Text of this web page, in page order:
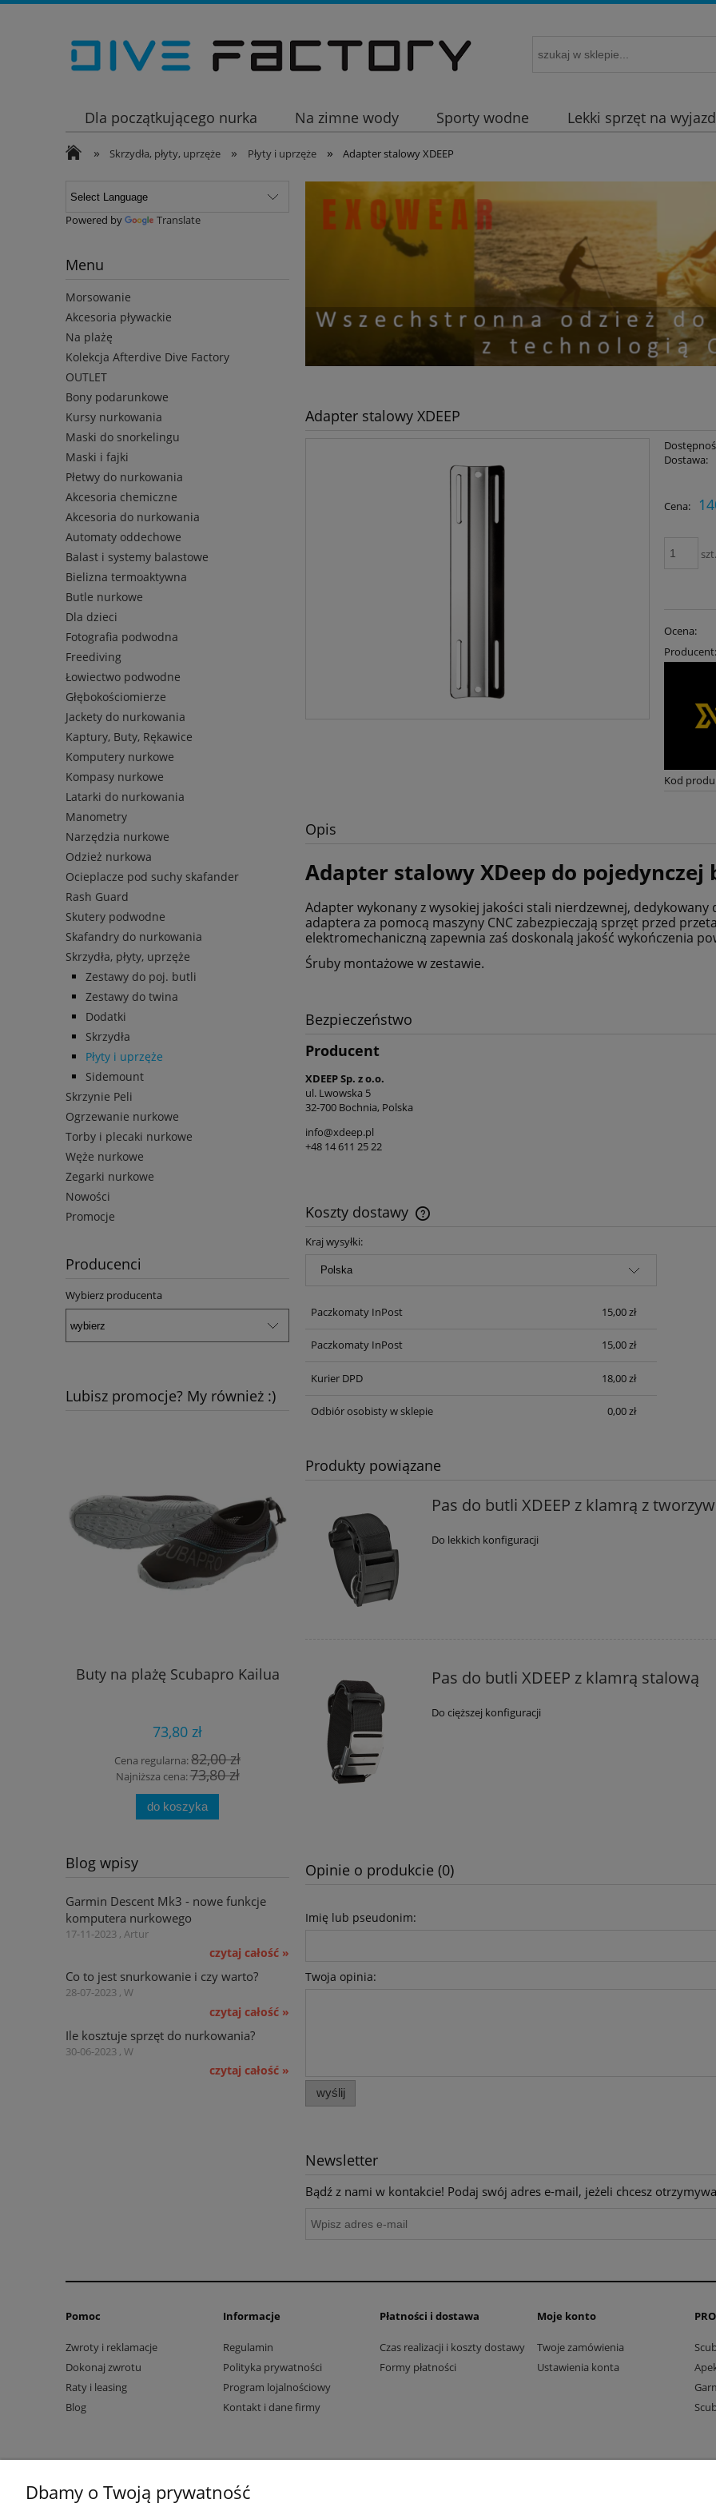
Dla początkującego nurka Na zimne wody Sporty wodne Lekki sprzęt na
Wakacje
» Skrzydła, płyty, uprzęże » Płyty i uprzęże » Adapter stalowy XDEEP
Powered by Translate
Menu
Morsowanie
Akcesoria pływackie
Na plażę
Kolekcja Afterdive Dive Factory
OUTLET
Bony podarunkowe
Kursy nurkowania
Maski do snorkelingu
Maski i fajki
Płetwy do nurkowania
Akcesoria chemiczne
Akcesoria do nurkowania
Automaty oddechowe
Balast i systemy balastowe
Bielizna termoaktywna
Butle nurkowe
Dla dzieci
Fotografia podwodna
Freediving
Łowiectwo podwodne
Głębokościomierze
Jackety do nurkowania
Kaptury, Buty, Rękawice
Komputery nurkowe
Kompasy nurkowe
Latarki do nurkowania
Manometry
Narzędzia nurkowe
Odzież nurkowa
Ocieplacze pod suchy skafander
Rash Guard
Skutery podwodne
Skafandry do nurkowania
Skrzydła, płyty, uprzęże
Zestawy do poj. butli
Zestawy do twina
Dodatki
Skrzydła
Płyty i uprzęże
Sidemount
Skrzynie Peli
Ogrzewanie nurkowe
Torby i plecaki nurkowe
Węże nurkowe
Zegarki nurkowe
Nowości
Promocje
Producenci
Wybierz producenta
Lubisz promocje? My również :)
Buty na plażę Scubapro Kailua
73,80 zł
Cena regularna:82,00 zł
Najniższa cena:73,80 zł
do koszyka
Skafander Scubapro Definition
Shorty 2,5 mm Damski
544,50 zł
Cena regularna:
Najniższa cena:
Płetwy Scubapro Seawing
Blog wpisy
Garmin Descent Mk3 - nowe funkcje
komputera nurkowego
17-11-2023 , Artur
czytaj całość »
Co to jest snurkowanie i czy warto?
28-07-2023 , W
czytaj całość »
Ile kosztuje sprzęt do nurkowania?
30-06-2023 , W
czytaj całość »
Adapter stalowy XDEEP
Dostawa:
Cena:
szt.
Ocena:
Producent:
Kod
Opis
Adapter stalowy XDeep do pojedynczej
Adapter wykonany z wysokiej jakości stali nierdzewnej,
adaptera za pomocą maszyny CNC zabezpieczają sprzęt przed
elektromechaniczną zapewnia zaś doskonalą jakość wykończenia
Śruby montażowe w zestawie.
Bezpieczeństwo
Producent
XDEEP Sp. z o.o.
ul. Lwowska 5
32-700 Bochnia, Polska
info@xdeep.pl
+48 14 611 25 22
Koszty dostawy
Kraj wysyłki:
Paczkomaty InPost 15,00 zł
Paczkomaty InPost 15,00 zł
Kurier DPD 18,00 zł
Odbiór osobisty w sklepie 0,00 zł
Produkty powiązane
Pas do butli XDEEP z klamrą z
Do lekkich konfiguracji
Pas do butli XDEEP z klamrą stalową
Do cięższej konfiguracji
Opinie o produkcie (0)
Imię lub pseudonim:
Twoja opinia:
wyślij
Newsletter
Bądź z nami w kontakcie! Podaj swój adres e-mail, jeżeli chcesz
Pomoc
Zwroty i reklamacje
Dokonaj zwrotu
Raty i leasing
Blog
Informacje
Regulamin
Polityka prywatności
Program lojalnościowy
Kontakt i dane firmy
Płatności i dostawa
Czas realizacji i koszty dostawy
Formy płatności
Moje konto
Twoje zamówienia
Ustawienia konta
Dbamy o Twoją prywatność